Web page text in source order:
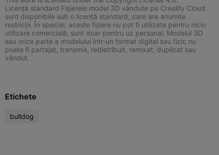
Licență standard Fișierele model 3D vândute pe Creality Cloud
sunt disponibile sub o licență standard, care are anumite
restricții. În special, aceste fișiere nu pot fi utilizate pentru nicio
utilizare comercială; sunt doar pentru uz personal. Modelul 3D
sau orice parte a modelului într-un format digital sau fizic nu
poate fi partajat, transmis, redistribuit, remixat, duplicat sau
vândut.
Etichete
bulldog